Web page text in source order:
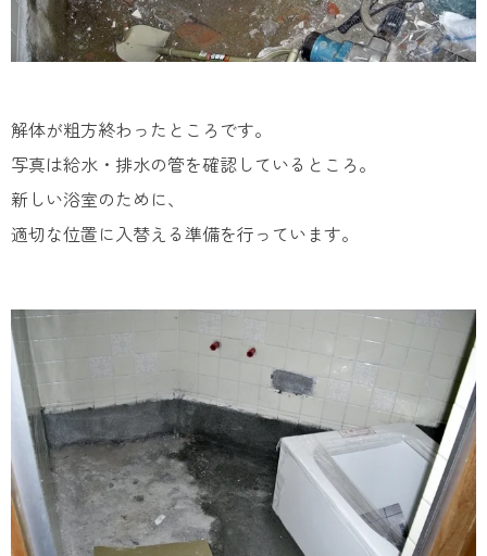
解体が粗方終わったところです。
写真は給水・排水の管を確認しているところ。
新しい浴室のために、
適切な位置に入替える準備を行っています。